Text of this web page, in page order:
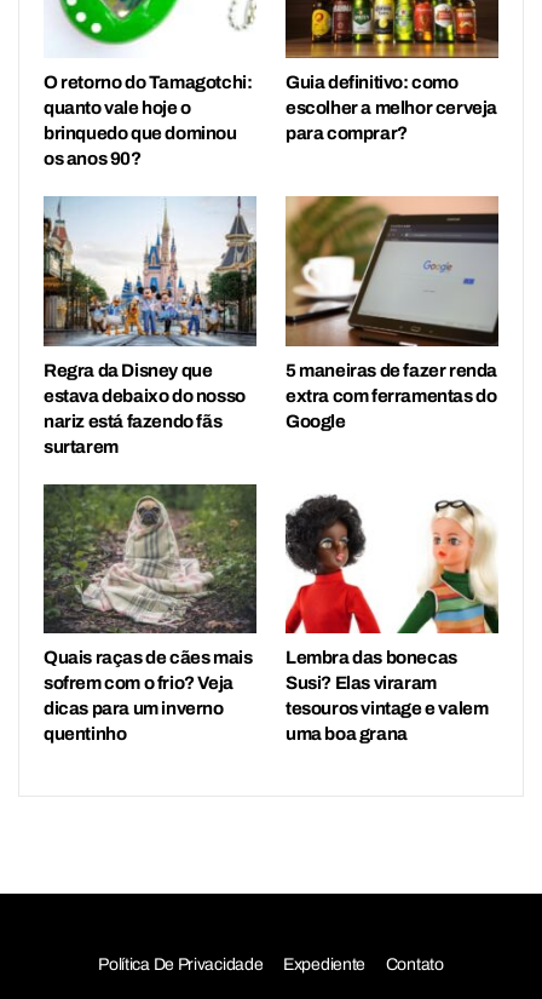
O retorno do Tamagotchi:
quanto vale hoje o
brinquedo que dominou
os anos 90?
Guia definitivo: como
escolher a melhor cerveja
para comprar?
Regra da Disney que
estava debaixo do nosso
nariz está fazendo fãs
surtarem
5 maneiras de fazer renda
extra com ferramentas do
Google
Quais raças de cães mais
sofrem com o frio? Veja
dicas para um inverno
quentinho
Lembra das bonecas
Susi? Elas viraram
tesouros vintage e valem
uma boa grana
Política De Privacidade Expediente Contato